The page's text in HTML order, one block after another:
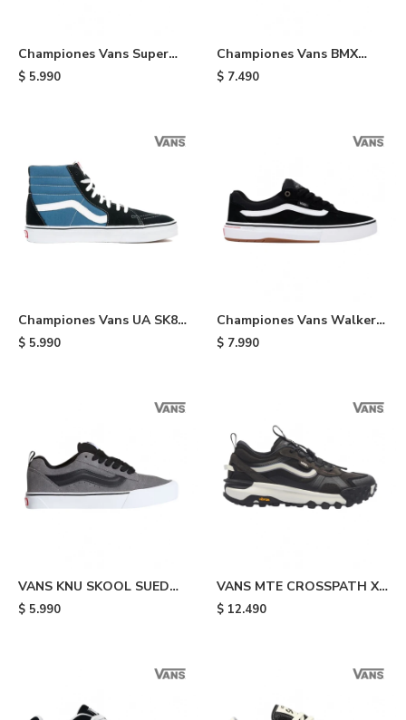
Championes Vans Super
Lowpro - Brown
$ 5.990
Championes Vans BMX
Proof Wafflecup - Black
$ 7.490
Championes Vans UA SK8
HI - Navy
$ 5.990
Championes Vans Walker
Wafflecup - Black
$ 7.990
VANS KNU SKOOL SUED
PEWTR - Grey & Black
$ 5.990
VANS MTE CROSSPATH XC
WASHED - Black
$ 12.490